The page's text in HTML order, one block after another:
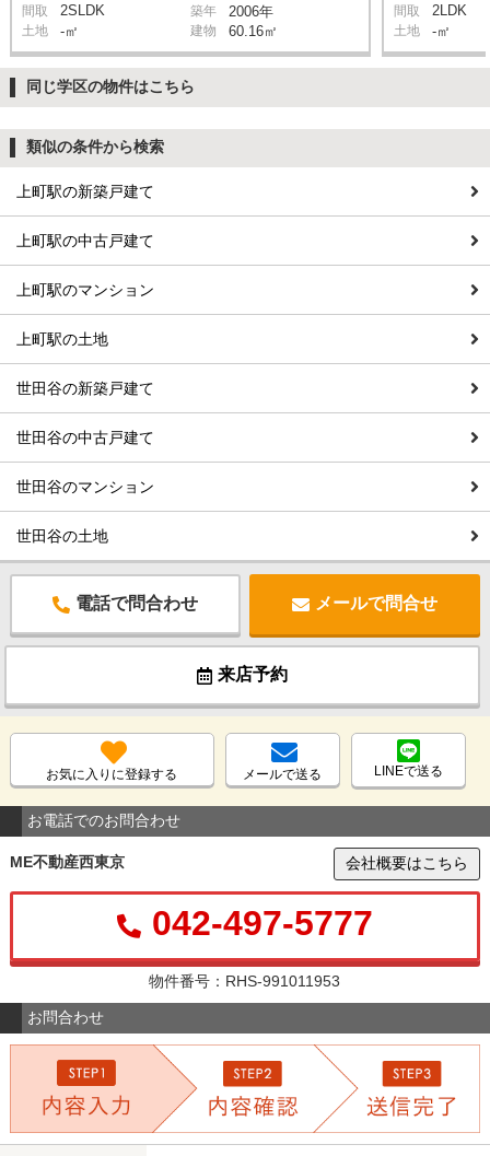
間取 2SLDK 築年 2006年
土地 -㎡ 建物 60.16㎡
間取 2LDK
土地 -㎡
同じ学区の物件はこちら
類似の条件から検索
上町駅の新築戸建て
上町駅の中古戸建て
上町駅のマンション
上町駅の土地
世田谷の新築戸建て
世田谷の中古戸建て
世田谷のマンション
世田谷の土地
電話で問合わせ メールで問合せ
来店予約
お気に入りに登録する メールで送る LINEで送る
お電話でのお問合わせ
ME不動産西東京 会社概要はこちら
042-497-5777
物件番号：RHS-991011953
お問合わせ